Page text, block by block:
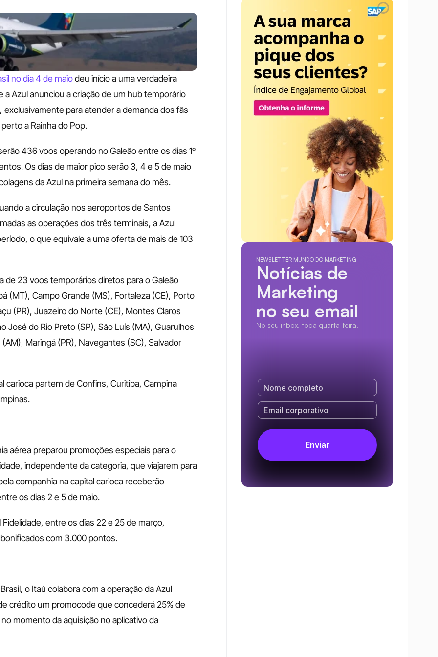
no dia 4 de maio deu início a uma verdadeira
a Azul anunciou a criação de um hub temporário
para atender a demanda dos fãs
a Rainha do Pop.
436 voos operando no Galeão entre os dias 1º
Os dias de maior pico serão 3, 4 e 5 de maio
da Azul na primeira semana do mês.
a circulação nos aeroportos de Santos
as operações dos três terminais, a Azul
o que equivale a uma oferta de mais de 103
de 23 voos temporários diretos para o Galeão
(MT), Campo Grande (MS), Fortaleza (CE), Porto
(PR), Juazeiro do Norte (CE), Montes Claros
José do Rio Preto (SP), São Luís (MA), Guarulhos
Maringá (PR), Navegantes (SC), Salvador
carioca partem de Confins, Curitiba, Campina
aérea preparou promoções especiais para o
independente da categoria, que viajarem para
companhia na capital carioca receberão
os dias 2 e 5 de maio.
entre os dias 22 e 25 de março,
com 3.000 pontos.
o Itaú colabora com a operação da Azul
crédito um promocode que concederá 25% de
momento da aquisição no aplicativo da
NEWSLETTER MUNDO DO MARKETING
Notícias de
Marketing
no seu email
No seu inbox, toda quarta-feira.